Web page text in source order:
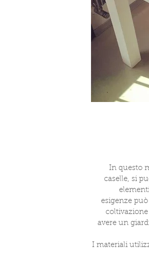
In questo
caselle, si
esigenze
avere un
I materiali